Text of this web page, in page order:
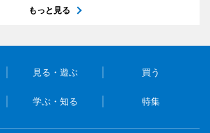
もっと見る
見る・遊ぶ 買う
学ぶ・知る 特集